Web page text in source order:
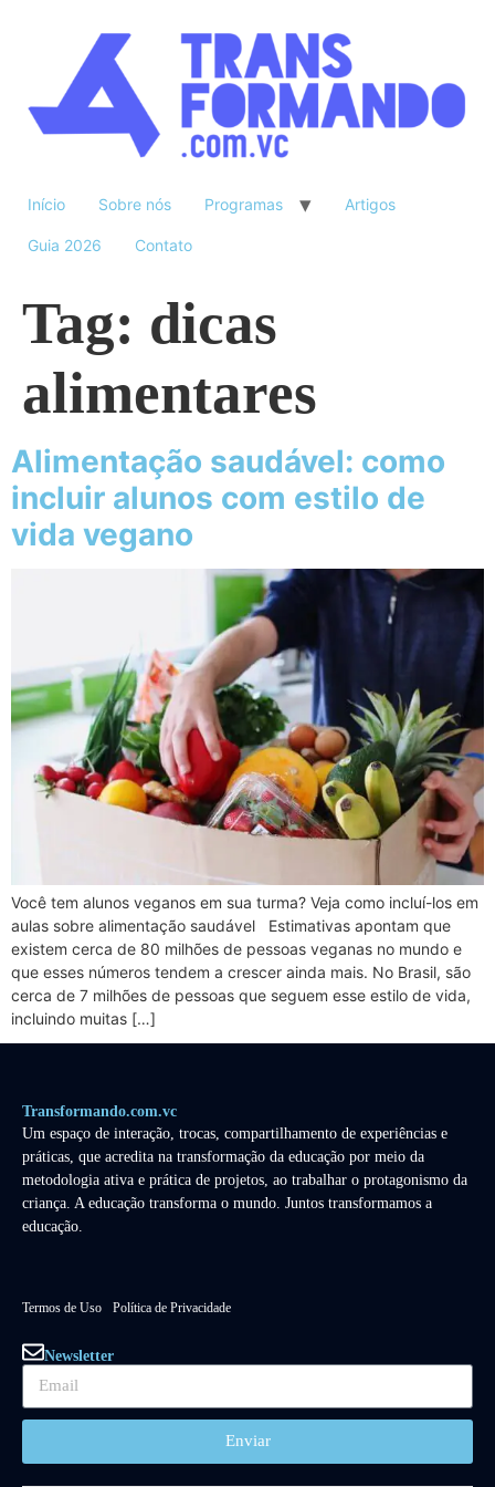
Início Sobre nós Programas Artigos
Guia 2026 Contato
Tag: dicas
alimentares
Alimentação saudável: como
incluir alunos com estilo de
vida vegano
Você tem alunos veganos em sua turma? Veja como incluí-los em
aulas sobre alimentação saudável Estimativas apontam que
existem cerca de 80 milhões de pessoas veganas no mundo e
que esses números tendem a crescer ainda mais. No Brasil, são
cerca de 7 milhões de pessoas que seguem esse estilo de vida,
incluindo muitas […]
Transformando.com.vc
Um espaço de interação, trocas, compartilhamento de experiências e
práticas, que acredita na transformação da educação por meio da
metodologia ativa e prática de projetos, ao trabalhar o protagonismo da
criança. A educação transforma o mundo. Juntos transformamos a
educação.
Termos de Uso Política de Privacidade
Newsletter
Enviar